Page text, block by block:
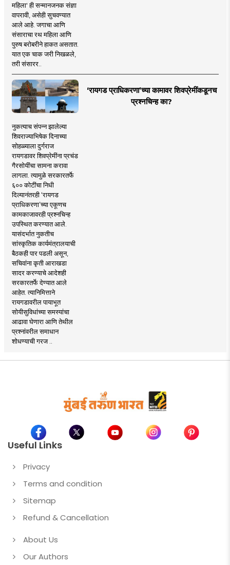
महिला' ही सन्मानजनक संज्ञा
वापरावी, असेही सुचवण्यात
आले आहे. जगाचा आणि
संसाराचा रथ महिला आणि
पुरुष बरोबरीने हाकत असतात.
यात एक चाक जरी निखळले,
तरी संसारर..
‘रायगड प्राधिकरणा’च्या कामावर शिवप्रेमींकडूनच
प्रश्नचिन्ह का?
नुकत्याच संपन्न झालेल्या
शिवराज्याभिषेक दिनाच्या
सोहळ्याला दुर्गराज
रायगडावर शिवप्रेमींना प्रचंड
गैरसोयींचा सामना करावा
लागला. त्यामुळे सरकारतर्फे
६०० कोटींचा निधी
दिल्यानंतरही ‘रायगड
प्राधिकरणा’च्या एकूणच
कामकाजावरही प्रश्नचिन्ह
उपस्थित करण्यात आले.
यासंदर्भात नुकतीच
सांस्कृतिक कार्यमंत्रालयाची
बैठकही पार पडली असून,
सचिवांना कृती आराखडा
सादर करण्याचे आदेशही
सरकारतर्फे देण्यात आले
आहेत. त्यानिमित्ताने
रायगडावरील पायाभूत
सोयीसुविधांच्या समस्यांचा
आढावा घेणारा आणि तेथील
प्रश्नांवरील समाधान
शोधण्याची गरज ..
Useful Links
Privacy
Terms and condition
Sitemap
Refund & Cancellation
About Us
Our Authors